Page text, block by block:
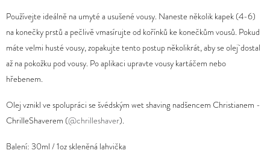
Používejte ideálně na umyté a usušené vousy. Naneste několik kapek (4-6)
na konečky prstů a pečlivě vmasírujte od kořínků ke konečkům vousů. Pokud
máte velmi husté vousy, zopakujte tento postup několikrát, aby se olej dostal
až na pokožku pod vousy. Po aplikaci upravte vousy kartáčem nebo
hřebenem.
Olej vznikl ve spolupráci se švédským wet shaving nadšencem Christianem -
ChrilleShaverem (@chrilleshaver).
Balení: 30ml / 1oz skleněná lahvička
E
M
E